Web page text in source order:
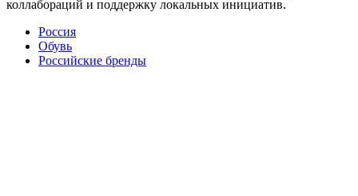
коллабораций и поддержку локальных инициатив.
Россия
Обувь
Российские бренды